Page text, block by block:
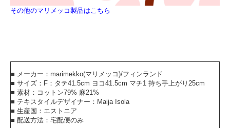
その他のマリメッコ製品はこちら
■ メーカー：marimekko(マリメッコ)/フィンランド
■ サイズ：F：タテ41.5cm ヨコ41.5cm マチ1 持ち手上がり25cm
■ 素材：コットン79% 麻21%
■ テキスタイルデザイナー：Maija Isola
■ 生産国：エストニア
■ 配送方法：宅配便のみ